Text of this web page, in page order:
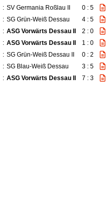
: SV Germania Roßlau II
0 : 5
: SG Grün-Weiß Dessau
4 : 5
: ASG Vorwärts Dessau II
2 : 0
: ASG Vorwärts Dessau II
1 : 0
: SG Grün-Weiß Dessau II
0 : 2
: SG Blau-Weiß Dessau
3 : 5
: ASG Vorwärts Dessau II 7 : 3